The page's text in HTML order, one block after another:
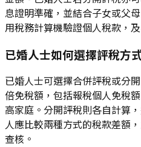
息證明準確，並結合子女或父
用稅務計算機驗證個人稅款，
已婚人士如何選擇評稅方
已婚人士可選擇合併評稅或分
倍免稅額，包括報稅個人免稅
高家庭。分開評稅則各自計算
人應比較兩種方式的稅款差額
查核。